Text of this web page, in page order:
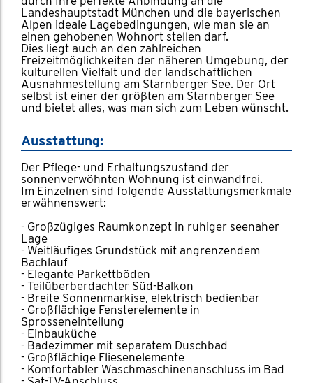
Landeshauptstadt München und die bayerischen
Alpen ideale Lagebedingungen, wie man sie an
einen gehobenen Wohnort stellen darf.
Dies liegt auch an den zahlreichen
Freizeitmöglichkeiten der näheren Umgebung, der
kulturellen Vielfalt und der landschaftlichen
Ausnahmestellung am Starnberger See. Der Ort
selbst ist einer der größten am Starnberger See
und bietet alles, was man sich zum Leben wünscht.
Ausstattung:
Der Pflege- und Erhaltungszustand der
sonnenverwöhnten Wohnung ist einwandfrei.
Im Einzelnen sind folgende Ausstattungsmerkmale
erwähnenswert:
- Großzügiges Raumkonzept in ruhiger seenaher
Lage
- Weitläufiges Grundstück mit angrenzendem
Bachlauf
- Elegante Parkettböden
- Teilüberberdachter Süd-Balkon
- Breite Sonnenmarkise, elektrisch bedienbar
- Großflächige Fensterelemente in
Sprosseneinteilung
- Einbauküche
- Badezimmer mit separatem Duschbad
- Großflächige Fliesenelemente
- Komfortabler Waschmaschinenanschluss im Bad